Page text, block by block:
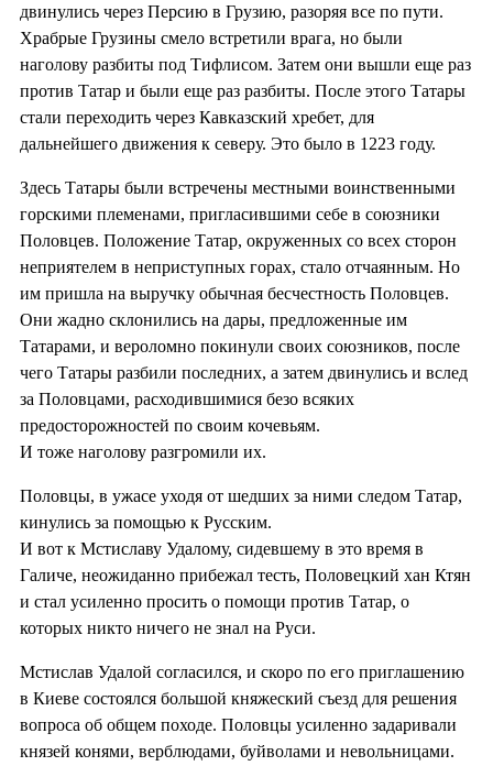
двинулись через Персию в Грузию, разоряя все по пути.
Храбрые Грузины смело встретили врага, но были
наголову разбиты под Тифлисом. Затем они вышли еще раз
против Татар и были еще раз разбиты. После этого Татары
стали переходить через Кавказский хребет, для
дальнейшего движения к северу. Это было в 1223 году.
Здесь Татары были встречены местными воинственными
горскими племенами, пригласившими себе в союзники
Половцев. Положение Татар, окруженных со всех сторон
неприятелем в неприступных горах, стало отчаянным. Но
им пришла на выручку обычная бесчестность Половцев.
Они жадно склонились на дары, предложенные им
Татарами, и вероломно покинули своих союзников, после
чего Татары разбили последних, а затем двинулись и вслед
за Половцами, расходившимися безо всяких
предосторожностей по своим кочевьям.
И тоже наголову разгромили их.
Половцы, в ужасе уходя от шедших за ними следом Татар,
кинулись за помощью к Русским.
И вот к Мстиславу Удалому, сидевшему в это время в
Галиче, неожиданно прибежал тесть, Половецкий хан Ктян
и стал усиленно просить о помощи против Татар, о
которых никто ничего не знал на Руси.
Мстислав Удалой согласился, и скоро по его приглашению
в Киеве состоялся большой княжеский съезд для решения
вопроса об общем походе. Половцы усиленно задаривали
князей конями, верблюдами, буйволами и невольницами.